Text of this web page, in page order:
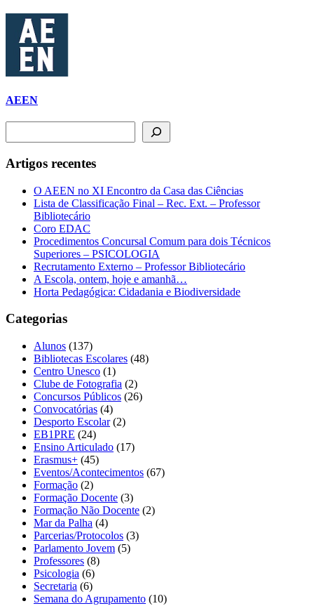
AEEN
Artigos recentes
O AEEN no XI Encontro da Casa das Ciências
Lista de Classificação Final – Rec. Ext. – Professor
Bibliotecário
Coro EDAC
Procedimentos Concursal Comum para dois Técnicos
Superiores – PSICOLOGIA
Recrutamento Externo – Professor Bibliotecário
A Escola, ontem, hoje e amanhã…
Horta Pedagógica: Cidadania e Biodiversidade
Categorias
Alunos (137)
Bibliotecas Escolares (48)
Centro Unesco (1)
Clube de Fotografia (2)
Concursos Públicos (26)
Convocatórias (4)
Desporto Escolar(2)
EB1PRE (24)
Ensino Articulado (17)
Erasmus+ (45)
Eventos/Acontecimentos (67)
Formação (2)
Formação Docente (3)
Formação Não Docente (2)
Mar da Palha (4)
Parcerias/Protocolos (3)
Parlamento Jovem (5)
Professores (8)
Psicologia (6)
Secretaria (6)
Semana do Agrupamento (10)